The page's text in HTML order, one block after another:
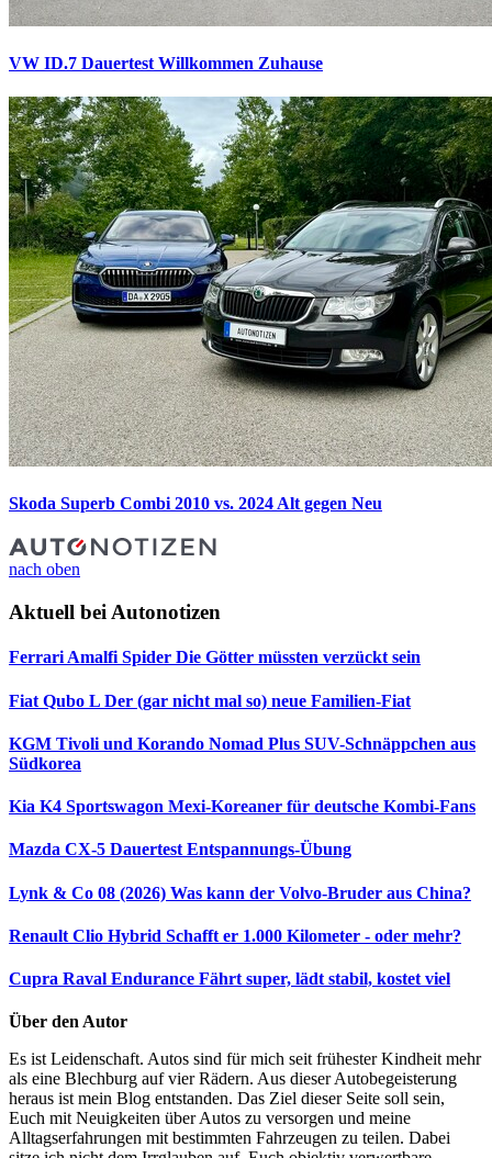
VW ID.7 Dauertest Willkommen Zuhause
Skoda Superb Combi 2010 vs. 2024 Alt gegen Neu
nach oben
Aktuell bei Autonotizen
Ferrari Amalfi Spider Die Götter müssten verzückt sein
Fiat Qubo L Der (gar nicht mal so) neue Familien-Fiat
KGM Tivoli und Korando Nomad Plus SUV-Schnäppchen aus
Südkorea
Kia K4 Sportswagon Mexi-Koreaner für deutsche Kombi-Fans
Mazda CX-5 Dauertest Entspannungs-Übung
Lynk & Co 08 (2026) Was kann der Volvo-Bruder aus China?
Renault Clio Hybrid Schafft er 1.000 Kilometer - oder mehr?
Cupra Raval Endurance Fährt super, lädt stabil, kostet viel
Über den Autor
Es ist Leidenschaft. Autos sind für mich seit frühester Kindheit mehr
als eine Blechburg auf vier Rädern. Aus dieser Autobegeisterung
heraus ist mein Blog entstanden. Das Ziel dieser Seite soll sein,
Euch mit Neuigkeiten über Autos zu versorgen und meine
Alltagserfahrungen mit bestimmten Fahrzeugen zu teilen. Dabei